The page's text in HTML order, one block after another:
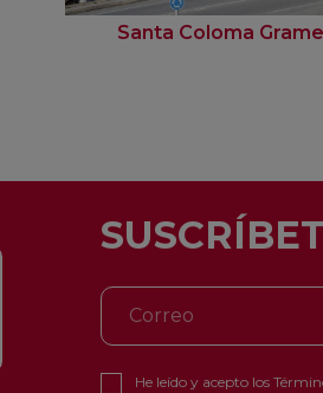
Santa Coloma
He leído y acepto los